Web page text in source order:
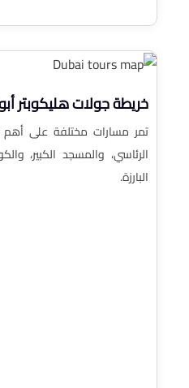
خريطة جولات هليكوبتر
تمر مسارات مختلفة على
الرئاسي، والمسجد الكبير،
البارزة.